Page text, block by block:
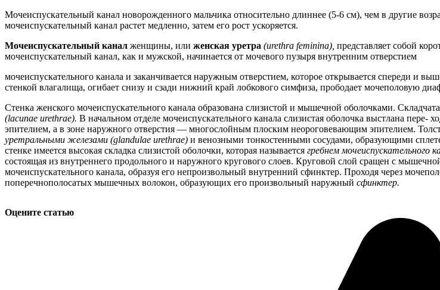
Мочеиспускательный канал новорожденного мальчика относительно длиннее (5-6 см), чем в другие
мочеиспускательный канал растет медленно, затем его рост ускоряется.
Мочеиспускательный канал женщины, или женская уретра (urethra feminina), представляет собой
мочеиспускательный канал, как и мужской, начинается от мочевого пузыря внутренним отверстием
мочеиспускательного канала и заканчивается наружным отверстием, которое открывается спереди и
стенкой влагалища, огибает снизу и сзади нижний край лобкового симфиза, прободает мочеполовую
Стенка женского мочеиспускательного канала образована слизистой и мышечной оболочками.
(lacunae urethrae). В начальном отделе мочеиспускательного канала слизистая оболочка выстлана
эпителием, а в зоне наружного отверстия — многослойным плоским неороговевающим эпителием.
уретральными железами (glandulae urethrae) и венозными тонкостенными сосудами, образующими
стенке имеется высокая складка слизистой оболочки, которая называется гребнем мочеиспускательного
состоящая из внутреннего продольного и наружного кругового слоев. Круговой слой сращен с
мочеиспускательного канала, образуя его непроизвольный внутренний сфинктер. Проходя через
поперечнополосатых мышечных волокон, образующих его произвольный наружный сфинктер.
Оцените статью